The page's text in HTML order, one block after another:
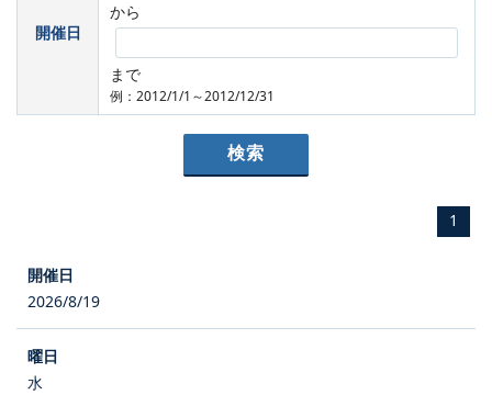
開催日
から
まで
例：2012/1/1～2012/12/31
1
2026/8/19
水